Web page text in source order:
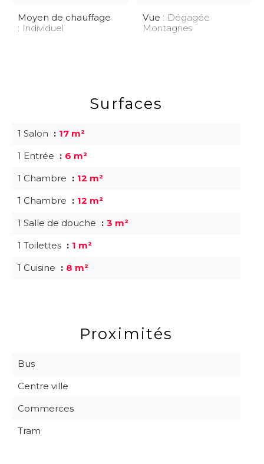
Moyen de chauffage
Individuel
Vue
Dégagée
Montagnes
Surfaces
1 Salon
17 m²
1 Entrée
6 m²
1 Chambre
12 m²
1 Chambre
12 m²
1 Salle de douche
3 m²
1 Toilettes
1 m²
1 Cuisine
8 m²
Proximités
Bus
Centre ville
Commerces
Tram